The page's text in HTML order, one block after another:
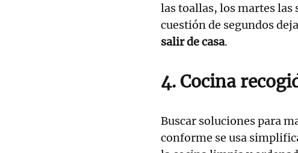
las toallas, los martes las
cuestión de segundos
salir de casa.
4. Cocina
Buscar soluciones para
conforme se usa